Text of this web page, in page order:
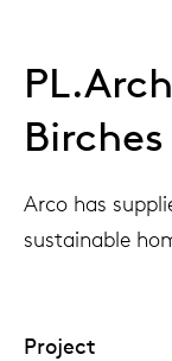
Birches
Arco has
sustainable
Project